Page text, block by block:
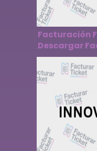
Facturación
Descargar